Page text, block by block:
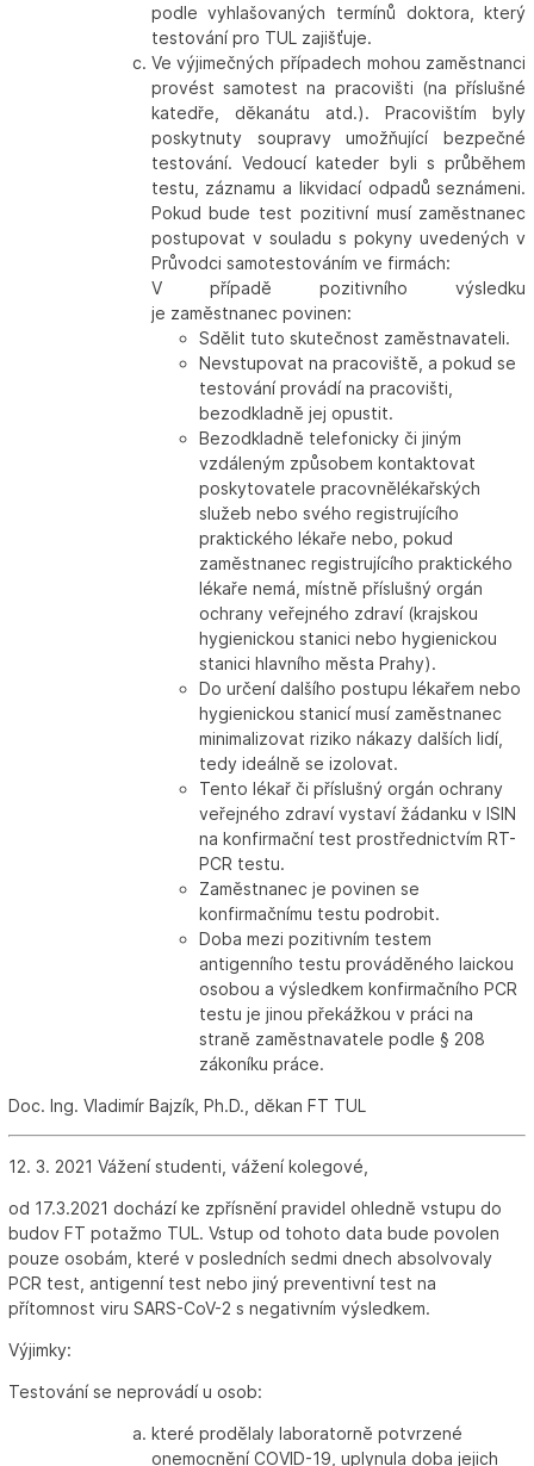
podle vyhlašovaných termínů doktora, který
testování pro TUL zajišťuje.
Ve výjimečných případech mohou zaměstnanci
provést samotest na pracovišti (na příslušné
katedře, děkanátu atd.). Pracovištím byly
poskytnuty soupravy umožňující bezpečné
testování. Vedoucí kateder byli s průběhem
testu, záznamu a likvidací odpadů seznámeni.
Pokud bude test pozitivní musí zaměstnanec
postupovat v souladu s pokyny uvedených v
Průvodci samotestováním ve firmách:
V případě pozitivního výsledku
je zaměstnanec povinen:
Sdělit tuto skutečnost zaměstnavateli.
Nevstupovat na pracoviště, a pokud se
testování provádí na pracovišti,
bezodkladně jej opustit.
Bezodkladně telefonicky či jiným
vzdáleným způsobem kontaktovat
poskytovatele pracovnělékařských
služeb nebo svého registrujícího
praktického lékaře nebo, pokud
zaměstnanec registrujícího praktického
lékaře nemá, místně příslušný orgán
ochrany veřejného zdraví (krajskou
hygienickou stanici nebo hygienickou
stanici hlavního města Prahy).
Do určení dalšího postupu lékařem nebo
hygienickou stanicí musí zaměstnanec
minimalizovat riziko nákazy dalších lidí,
tedy ideálně se izolovat.
Tento lékař či příslušný orgán ochrany
veřejného zdraví vystaví žádanku v ISIN
na konfirmační test prostřednictvím RT-
PCR testu.
Zaměstnanec je povinen se
konfirmačnímu testu podrobit.
Doba mezi pozitivním testem
antigenního testu prováděného laickou
osobou a výsledkem konfirmačního PCR
testu je jinou překážkou v práci na
straně zaměstnavatele podle § 208
zákoníku práce.
Doc. Ing. Vladimír Bajzík, Ph.D., děkan FT TUL
12. 3. 2021 Vážení studenti, vážení kolegové,
od 17.3.2021 dochází ke zpřísnění pravidel ohledně vstupu do
budov FT potažmo TUL. Vstup od tohoto data bude povolen
pouze osobám, které v posledních sedmi dnech absolvovaly
PCR test, antigenní test nebo jiný preventivní test na
přítomnost viru SARS-CoV-2 s negativním výsledkem.
Výjimky:
Testování se neprovádí u osob:
které prodělaly laboratorně potvrzené
onemocnění COVID-19, uplynula doba jejich